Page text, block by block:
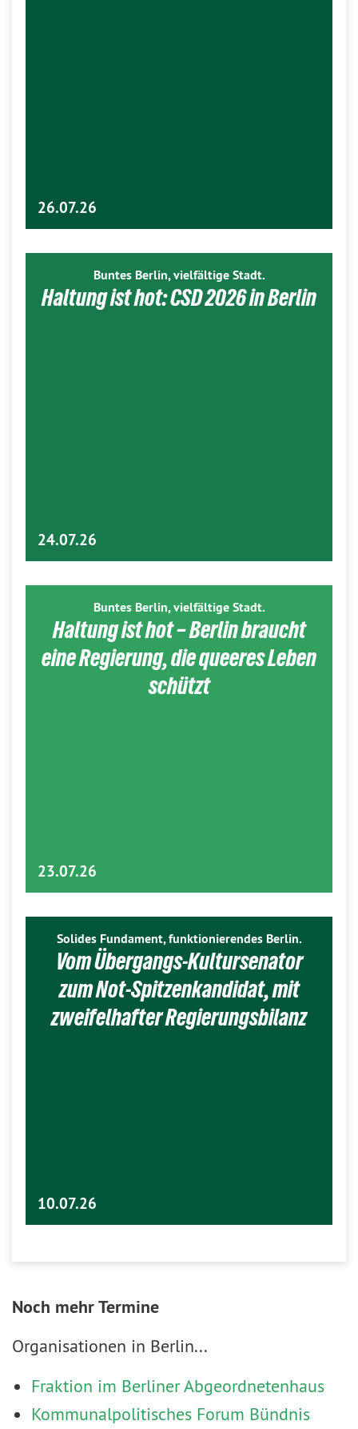
26.07.26
Buntes Berlin, vielfältige Stadt.
Haltung ist hot: CSD 2026 in Berlin
24.07.26
Buntes Berlin, vielfältige Stadt.
Haltung ist hot – Berlin braucht
eine Regierung, die queeres Leben
schützt
23.07.26
Solides Fundament, funktionierendes Berlin.
Vom Übergangs-Kultursenator
zum Not-Spitzenkandidat, mit
zweifelhafter Regierungsbilanz
10.07.26
Noch mehr Termine
Organisationen in Berlin...
Fraktion im Berliner Abgeordnetenhaus
Kommunalpolitisches Forum Bündnis